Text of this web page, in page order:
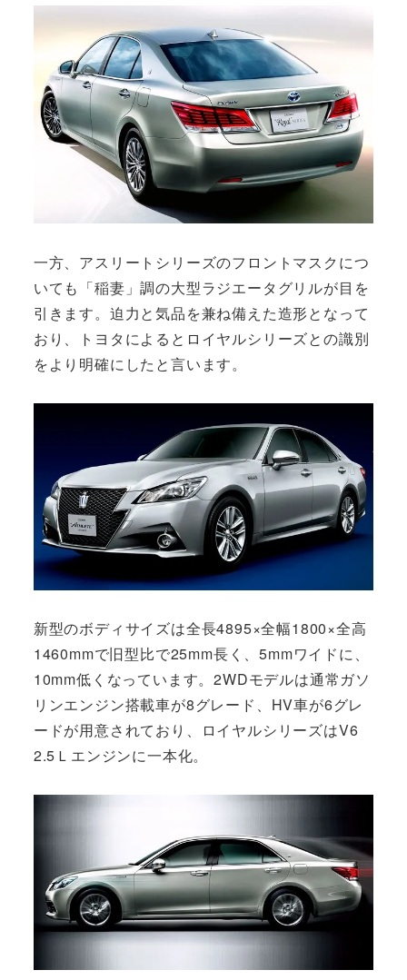
一方、アスリートシリーズのフロントマスクにつ
いても「稲妻」調の大型ラジエータグリルが目を
引きます。迫力と気品を兼ね備えた造形となって
おり、トヨタによるとロイヤルシリーズとの識別
をより明確にしたと言います。
新型のボディサイズは全長4895×全幅1800×全高
1460mmで旧型比で25mm長く、5mmワイドに、
10mm低くなっています。2WDモデルは通常ガソ
リンエンジン搭載車が8グレード、HV車が6グレ
ードが用意されており、ロイヤルシリーズはV6
2.5Ｌエンジンに一本化。